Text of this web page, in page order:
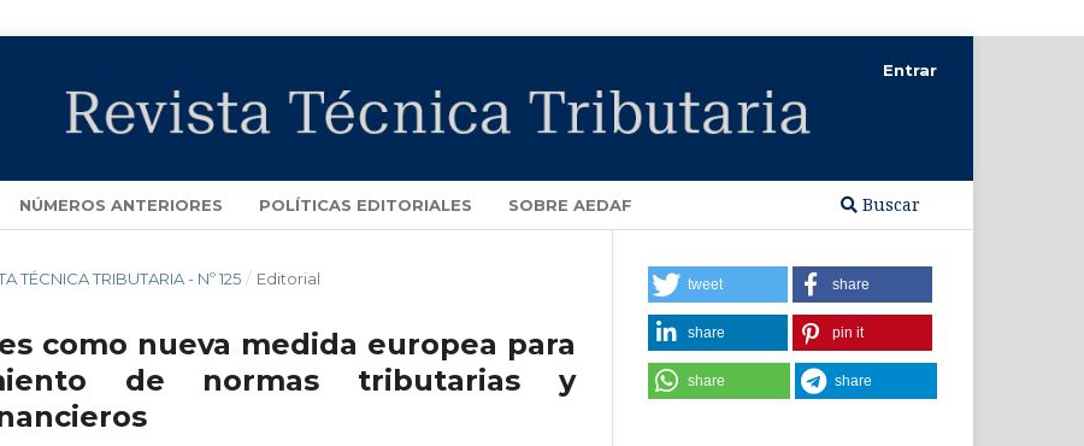
NÚMEROS ANTERIORES POLÍTICAS EDITORIALES SOBRE AEDAF Buscar
Entrar
TÉCNICA TRIBUTARIA - Nº 125 / Editorial
como nueva medida europea para
de normas tributarias y
tweet share
share pin it
share share